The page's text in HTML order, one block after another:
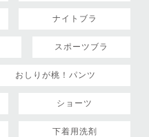
ナイトブラ
スポーツブラ
おしりが桃！パンツ
ショーツ
下着用洗剤